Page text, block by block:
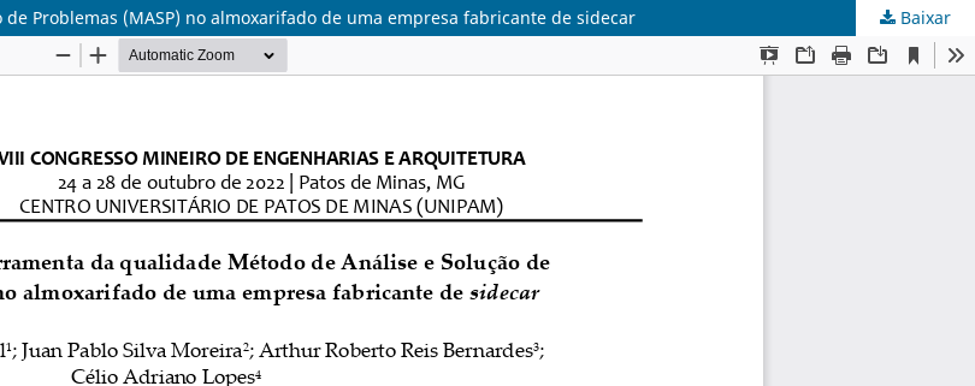
Problemas (MASP) no almoxarifado de uma empresa fabricante de sidecar Baixar